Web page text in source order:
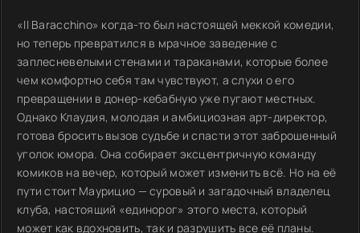
«Il Baracchino» когда-то был настоящей меккой комедии,
но теперь превратился в мрачное заведение с
заплесневелыми стенами и тараканами, которые более
чем комфортно себя там чувствуют, а слухи о его
превращении в донер-кебабную уже пугают местных.
Однако Клаудия, молодая и амбициозная арт-директор,
готова бросить вызов судьбе и спасти этот заброшенный
уголок юмора. Она собирает эксцентричную команду
комиков на вечер, который может изменить всё. Но на её
пути стоит Маурицио — суровый и загадочный владелец
клуба, настоящий «единорог» этого места, который
может как вдохновить, так и разрушить все её планы.